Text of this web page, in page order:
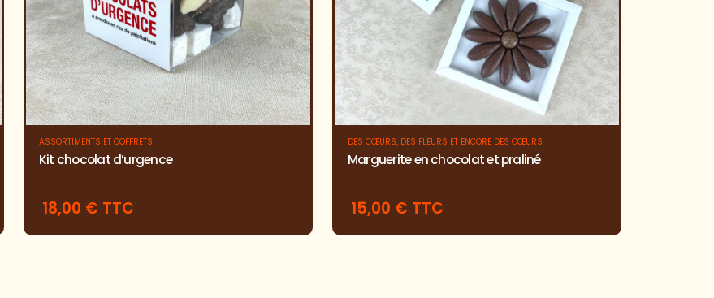
ASSORTIMENTS ET COFFRETS
Kit chocolat d’urgence
18,00 € TTC
DES CŒURS, DES FLEURS ET ENCORE DES CŒURS
Marguerite en chocolat et praliné
15,00 € TTC